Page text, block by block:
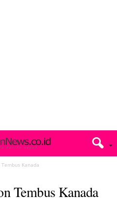
Kanada
Tembus Kanada